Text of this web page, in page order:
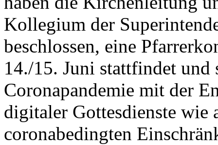
Kollegium der
beschlossen, eine
14./15. Juni stattfindet
Coronapandemie mit der
digitaler Gottesdienste wie
coronabedingten